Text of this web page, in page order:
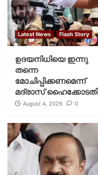
Latest News Flash Story
ഉദയനിധിയെ ഇന്നു
തന്നെ
മോചിപ്പിക്കണമെന്ന്
മദ്രാസ് ഹൈക്കോടതി
August 4, 2026 0